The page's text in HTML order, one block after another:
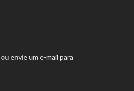
ou envie um e-mail para